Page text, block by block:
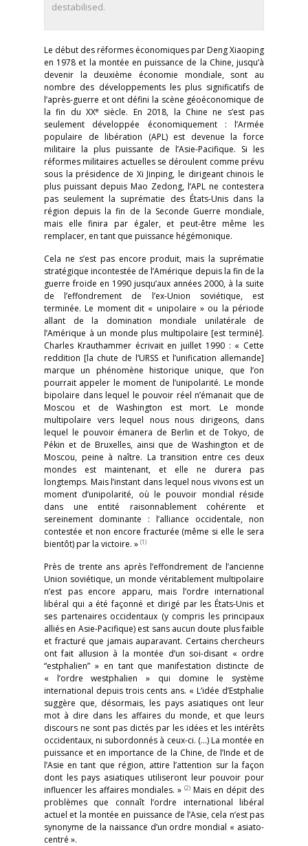
destabilised.
Le début des réformes économiques par Deng Xiaoping
en 1978 et la montée en puissance de la Chine, jusqu’à
devenir la deuxième économie mondiale, sont au
nombre des développements les plus significatifs de
l’après-guerre et ont défini la scène géoéconomique de
la fin du XXe
siècle. En 2018, la Chine ne s’est pas
seulement développée économiquement : l’Armée
populaire de libération (APL) est devenue la force
militaire la plus puissante de l’Asie-Pacifique. Si les
réformes militaires actuelles se déroulent comme prévu
sous la présidence de Xi Jinping, le dirigeant chinois le
plus puissant depuis Mao Zedong, l’APL ne contestera
pas seulement la suprématie des États-Unis dans la
région depuis la fin de la Seconde Guerre mondiale,
mais elle finira par égaler, et peut-être même les
remplacer, en tant que puissance hégémonique.
Cela ne s’est pas encore produit, mais la suprématie
stratégique incontestée de l’Amérique depuis la fin de la
guerre froide en 1990 jusqu’aux années 2000, à la suite
de l’effondrement de l’ex-Union soviétique, est
terminée. Le moment dit « unipolaire » ou la période
allant de la domination mondiale unilatérale de
l’Amérique à un monde plus multipolaire [est terminé].
Charles Krauthammer écrivait en juillet 1990 : « Cette
reddition [la chute de l’URSS et l’unification allemande]
marque un phénomène historique unique, que l’on
pourrait appeler le moment de l’unipolarité. Le monde
bipolaire dans lequel le pouvoir réel n’émanait que de
Moscou et de Washington est mort. Le monde
multipolaire vers lequel nous nous dirigeons, dans
lequel le pouvoir émanera de Berlin et de Tokyo, de
Pékin et de Bruxelles, ainsi que de Washington et de
Moscou, peine à naître. La transition entre ces deux
mondes est maintenant, et elle ne durera pas
longtemps. Mais l’instant dans lequel nous vivons est un
moment d’unipolarité, où le pouvoir mondial réside
dans une entité raisonnablement cohérente et
sereinement dominante : l’alliance occidentale, non
contestée et non encore fracturée (même si elle le sera
bientôt) par la victoire. » (1)
Près de trente ans après l’effondrement de l’ancienne
Union soviétique, un monde véritablement multipolaire
n’est pas encore apparu, mais l’ordre international
libéral qui a été façonné et dirigé par les États-Unis et
ses partenaires occidentaux (y compris les principaux
alliés en Asie-Pacifique) est sans aucun doute plus faible
et fracturé que jamais auparavant. Certains chercheurs
ont fait allusion à la montée d’un soi-disant « ordre
“estphalien” » en tant que manifestation distincte de
« l’ordre westphalien » qui domine le système
international depuis trois cents ans. « L’idée d’Estphalie
suggère que, désormais, les pays asiatiques ont leur
mot à dire dans les affaires du monde, et que leurs
discours ne sont pas dictés par les idées et les intérêts
occidentaux, ni subordonnés à ceux-ci. (…) La montée en
puissance et en importance de la Chine, de l’Inde et de
l’Asie en tant que région, attire l’attention sur la façon
dont les pays asiatiques utiliseront leur pouvoir pour
influencer les affaires mondiales. » (2) Mais en dépit des
problèmes que connaît l’ordre international libéral
actuel et la montée en puissance de l’Asie, cela n’est pas
synonyme de la naissance d’un ordre mondial « asiato-
centré ».